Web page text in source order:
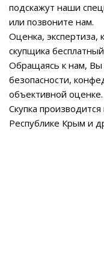
подскажут наши
или позвоните нам.
Оценка, экспертиза,
скупщика
Обращаясь к нам,
безопасности,
объективной оценке.
Скупка
Республике Крым и